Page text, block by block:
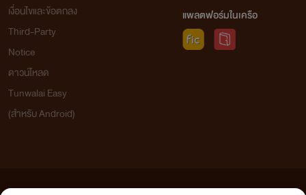
เงื่อนไขและข้อตกลง
Third-Party
Notice
ดาวน์โหลด
Tunwalai Easy
(สำหรับ Android)
แพลตฟอร์มในเครือ